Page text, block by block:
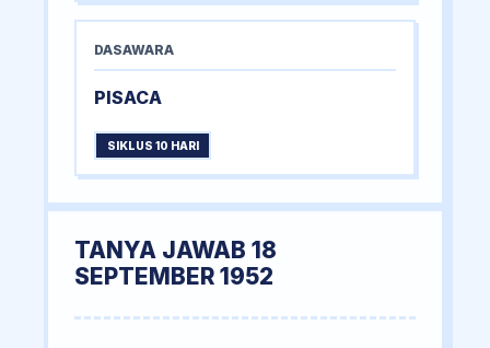
DASAWARA
PISACA
SIKLUS 10 HARI
TANYA JAWAB 18
SEPTEMBER 1952